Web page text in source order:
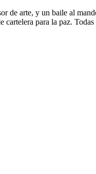
de arte, y un baile al
para la paz. Todas